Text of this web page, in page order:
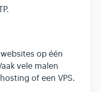
op één
vele malen
of een VPS.